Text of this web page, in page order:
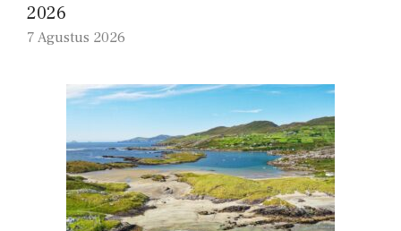
2026
7 Agustus 2026